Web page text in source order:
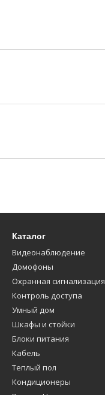
Каталог
Видеонаблюдение
Домофоны
Охранная сигнализация
Контроль доступа
Умный дом
Шкафы и стойки
Блоки питания
Кабель
Теплый пол
Кондиционеры